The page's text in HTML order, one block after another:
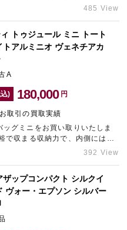
けたため、高価買取させていた
485 View
トゥジュール ミニ トート
トアルミニオ ヴェネチアカ
A
) 180,000 円
取引の買取実績
グミニをお買い取りいたしま
で収まる収納力で、内側にはジ
ットがスマートに配置されてお
みの方は神戸のブランド買取
相談ください。
392 View
ザップコンパクト シルクイ
ヴォー・エプソン シルバー